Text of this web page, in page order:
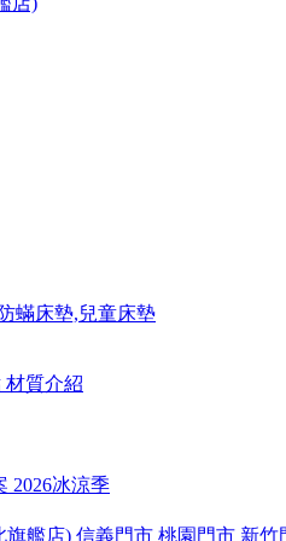
蟎床墊,兒童床墊
材質介紹
2026冰涼季
旗艦店) 信義門市 桃園門市 新竹